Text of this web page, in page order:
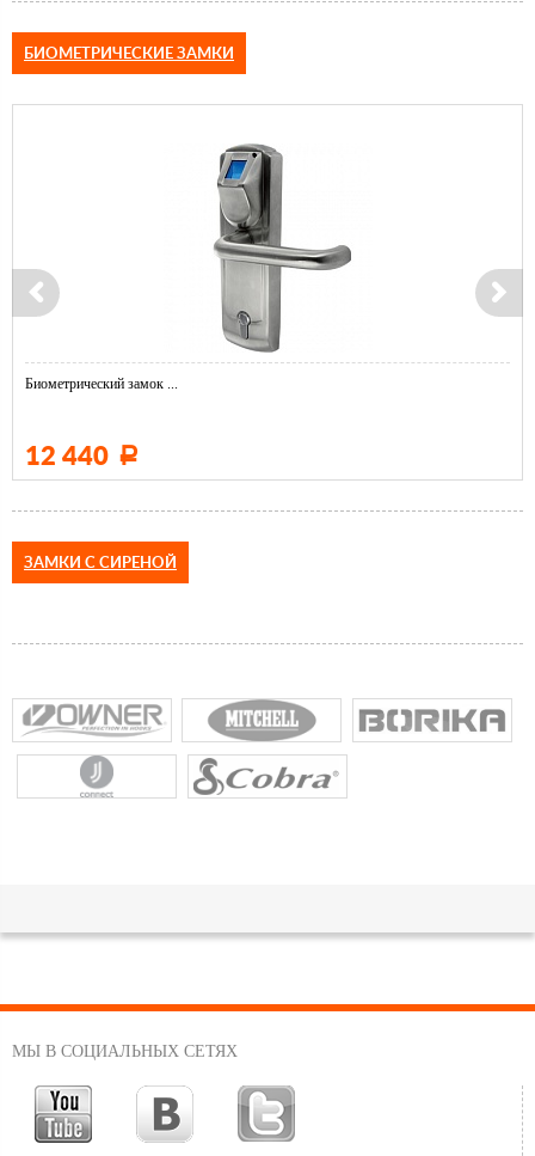
БИОМЕТРИЧЕСКИЕ ЗАМКИ
Биометрический замок ...
12 440 Р
ЗАМКИ С СИРЕНОЙ
МЫ В СОЦИАЛЬНЫХ СЕТЯХ